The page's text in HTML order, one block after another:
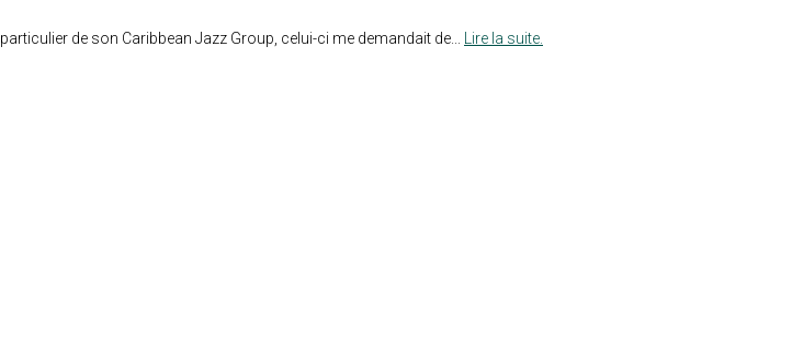
de son Caribbean Jazz Group, celui-ci me demandait de...
Lire la suite.